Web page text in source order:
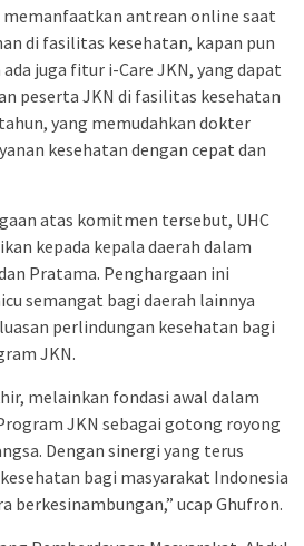
memanfaatkan antrean online saat
di fasilitas kesehatan, kapan pun
juga fitur i-Care JKN, yang dapat
peserta JKN di fasilitas kesehatan
yang memudahkan dokter
kesehatan dengan cepat dan
atas komitmen tersebut, UHC
kepada kepala daerah dalam
Pratama. Penghargaan ini
semangat bagi daerah lainnya
perlindungan kesehatan bagi
JKN.
melainkan fondasi awal dalam
JKN sebagai gotong royong
Dengan sinergi yang terus
bagi masyarakat Indonesia
berkesinambungan,” ucap Ghufron.